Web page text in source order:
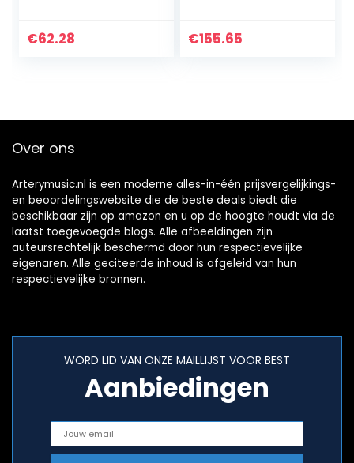
€62.28 €155.65
Over ons
Arterymusic.nl is een moderne alles-in-één prijsvergelijkings-
en beoordelingswebsite die de beste deals biedt die
beschikbaar zijn op amazon en u op de hoogte houdt via de
laatst toegevoegde blogs. Alle afbeeldingen zijn
auteursrechtelijk beschermd door hun respectievelijke
eigenaren. Alle geciteerde inhoud is afgeleid van hun
respectievelijke bronnen.
WORD LID VAN ONZE MAILLIJST VOOR BEST
Aanbiedingen